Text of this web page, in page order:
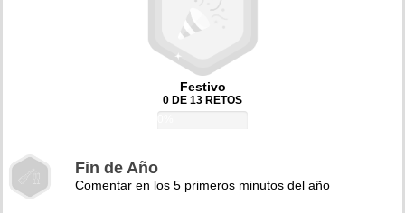
Festivo
0 DE 13 RETOS
Fin de Año
Comentar en los 5 primeros minutos del año